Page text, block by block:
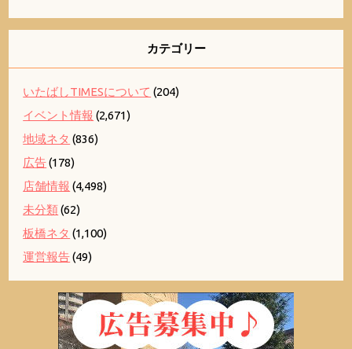
カテゴリー
いたばしTIMESについて (204)
イベント情報 (2,671)
地域ネタ (836)
広告(178)
店舗情報 (4,498)
未分類(62)
板橋ネタ (1,100)
運営報告(49)